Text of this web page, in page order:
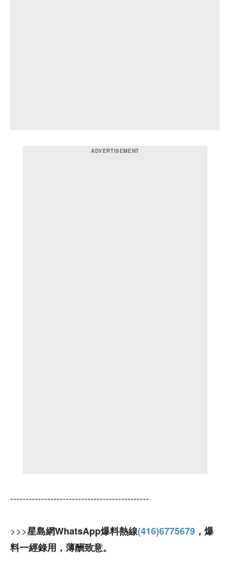
---------------------------------------------
>>>星島網WhatsApp爆料熱線(416)6775679 ，爆
料一經錄用，薄酬致意。